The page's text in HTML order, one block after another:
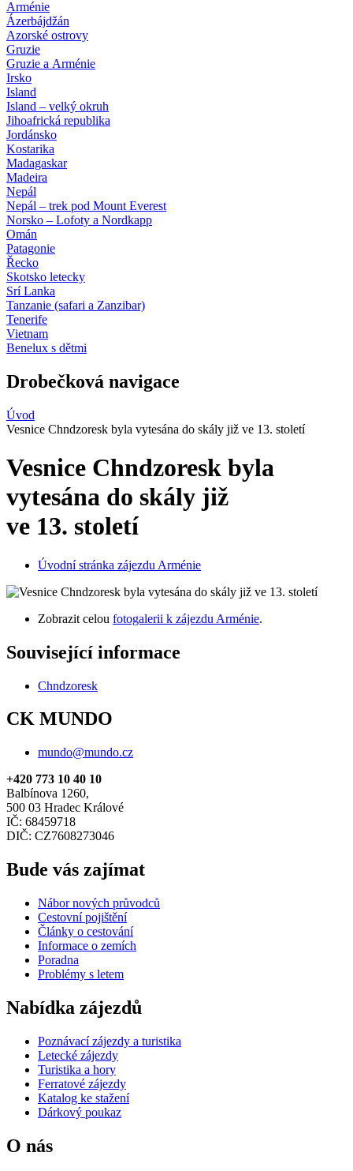
Arménie
Ázerbájdžán
Azorské ostrovy
Gruzie
Gruzie a Arménie
Irsko
Island
Island – velký okruh
Jihoafrická republika
Jordánsko
Kostarika
Madagaskar
Madeira
Nepál
Nepál – trek pod Mount Everest
Norsko – Lofoty a Nordkapp
Omán
Patagonie
Řecko
Skotsko letecky
Srí Lanka
Tanzanie (safari a Zanzibar)
Tenerife
Vietnam
Benelux s dětmi
Drobečková navigace
Úvod
Vesnice Chndzoresk byla vytesána do skály již ve 13. století
Vesnice Chndzoresk byla
vytesána do skály již
ve 13. století
Úvodní stránka zájezdu Arménie
Zobrazit celou fotogalerii k zájezdu Arménie.
Související informace
Chndzoresk
CK MUNDO
mundo@mundo.cz
+420 773 10 40 10
Balbínova 1260,
500 03 Hradec Králové
IČ: 68459718
DIČ: CZ7608273046
Bude vás zajímat
Nábor nových průvodců
Cestovní pojištění
Články o cestování
Informace o zemích
Poradna
Problémy s letem
Nabídka zájezdů
Poznávací zájezdy a turistika
Letecké zájezdy
Turistika a hory
Ferratové zájezdy
Katalog ke stažení
Dárkový poukaz
O nás